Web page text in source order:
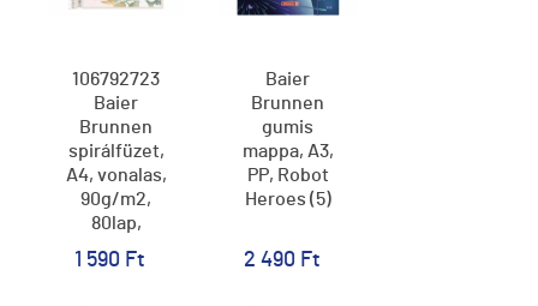
106792723
Baier
Brunnen
spirálfüzet,
A4, vonalas,
90g/m2,
80lap,
Bloom Gold,
Premium
1 590 Ft
Baier
Brunnen
gumis
mappa, A3,
PP, Robot
Heroes (5)
2 490 Ft